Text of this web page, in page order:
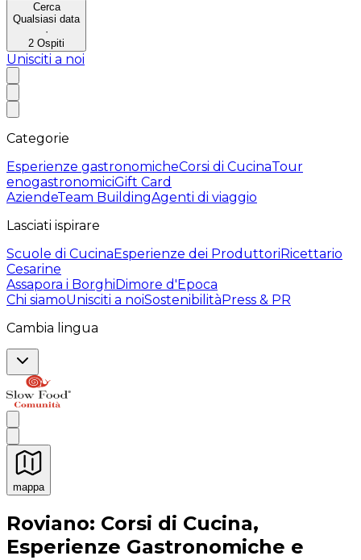
Cerca
Qualsiasi data
·
2 Ospiti
Unisciti a noi
Categorie
Esperienze gastronomicheCorsi di CucinaTour
enogastronomiciGift Card
AziendeTeam BuildingAgenti di viaggio
Lasciati ispirare
Scuole di CucinaEsperienze dei ProduttoriRicettario
Cesarine
Assapora i BorghiDimore d'Epoca
Chi siamoUnisciti a noiSostenibilitàPress & PR
Cambia lingua
mappa
Esperienze culinarie indimenticabili: Esperienze
Roviano: Corsi di Cucina,
Esperienze Gastronomiche e